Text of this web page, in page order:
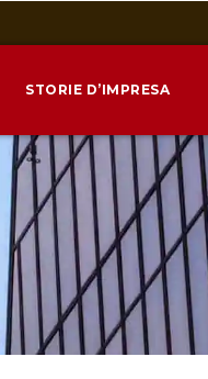
STORIE D’IMPRESA